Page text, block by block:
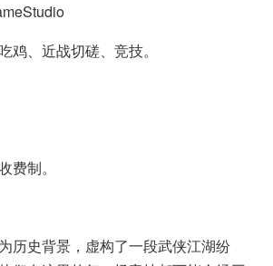
鸡、近战切磋、竞技。
费制。
历史背景，虚构了一段武侠江湖纷